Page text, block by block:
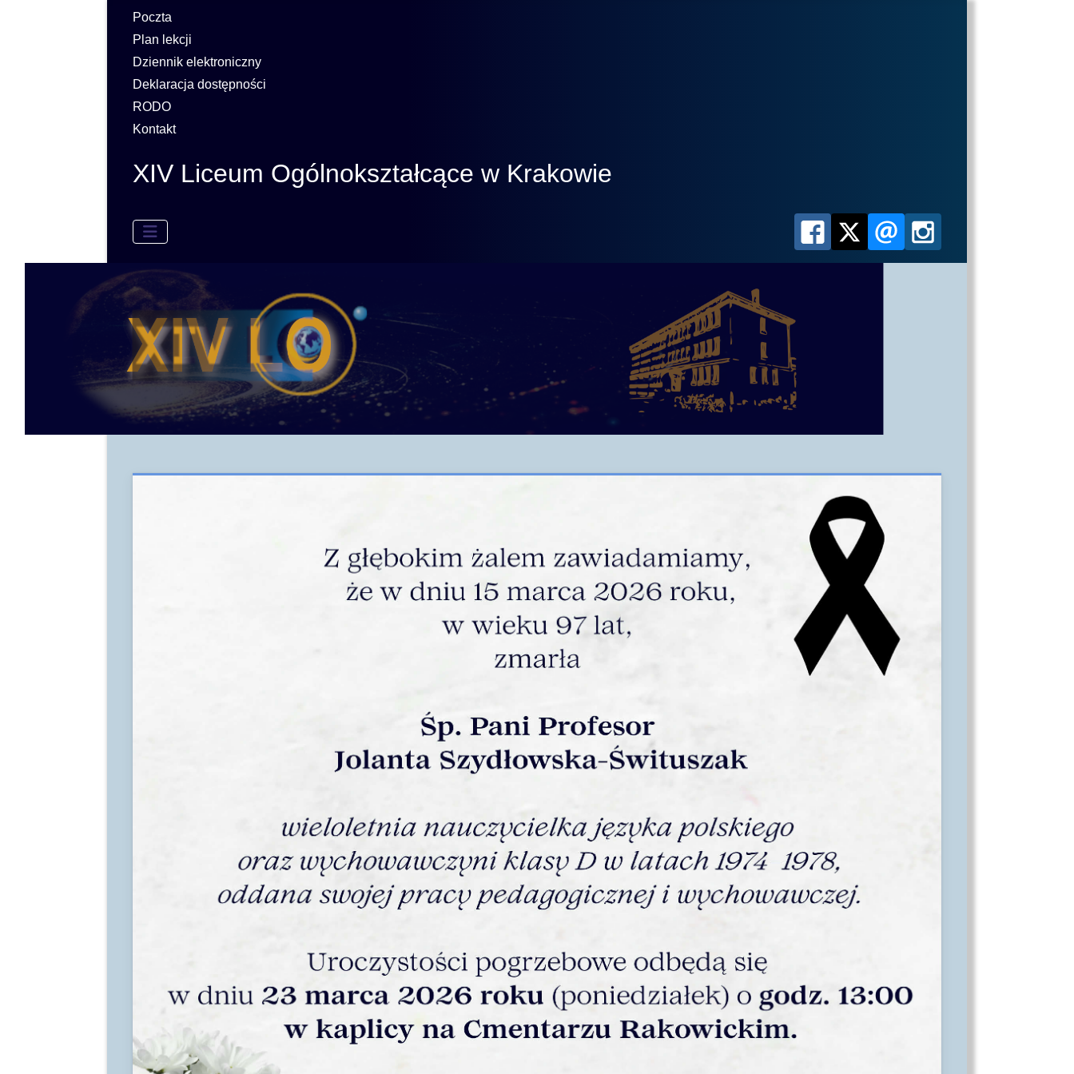
Poczta
Plan lekcji
Dziennik elektroniczny
Deklaracja dostępności
RODO
Kontakt
XIV Liceum Ogólnokształcące w Krakowie